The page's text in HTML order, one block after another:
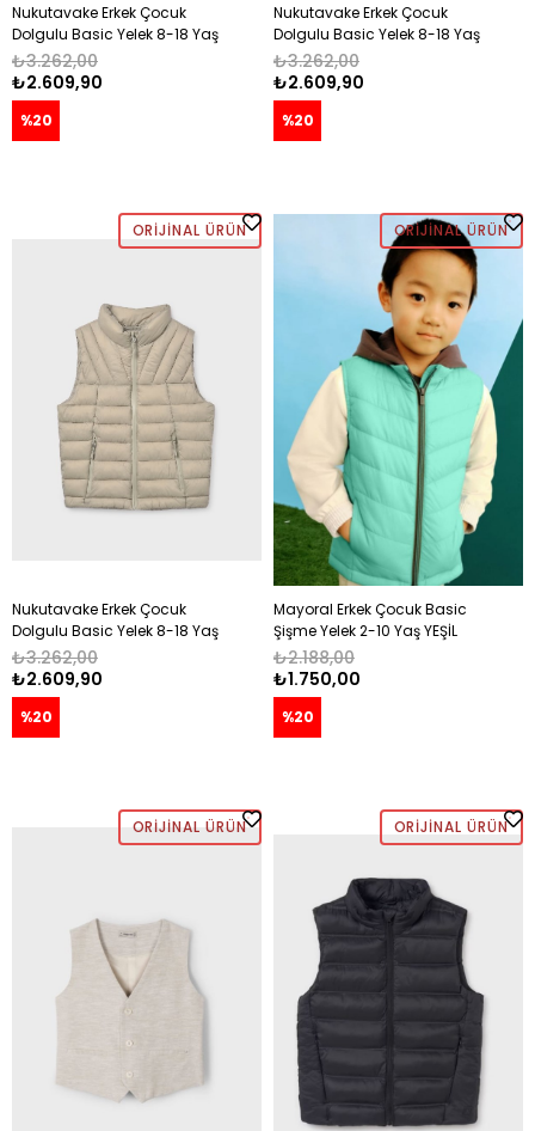
Nukutavake Erkek Çocuk
Dolgulu Basic Yelek 8-18 Yaş
SİYAH
₺2.609,90
₺3.262,00
%20
Nukutavake Erkek Çocuk
Dolgulu Basic Yelek 8-18 Yaş
LACİVERT
₺2.609,90
₺3.262,00
%20
ORIJINAL ÜRÜN
Nukutavake Erkek Çocuk
Dolgulu Basic Yelek 8-18 Yaş
GRİ
₺2.609,90
₺3.262,00
%20
ORIJINAL ÜRÜN
Mayoral Erkek Çocuk Basic
Şişme Yelek 2-10 Yaş YEŞİL
₺1.750,00
₺2.188,00
%20
ORIJINAL ÜRÜN ORIJINAL ÜRÜN